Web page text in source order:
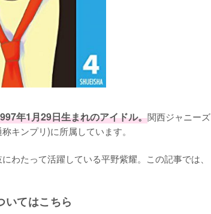
年1月29日生まれのアイドル。関西ジャニーズ
キンプリ)に所属しています。
わたって活躍している平野紫耀。この記事では、
いてはこちら